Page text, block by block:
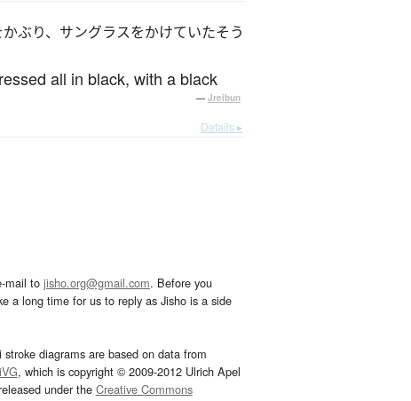
かぶり、サングラスをかけていたそう
all in black, with a black
— Jreibun
Details ▸
mail to jisho.org@gmail.com. Before you
a long time for us to reply as Jisho is a side
stroke diagrams are based on data from
, which is copyright © 2009-2012 Ulrich Apel
under the Creative Commons